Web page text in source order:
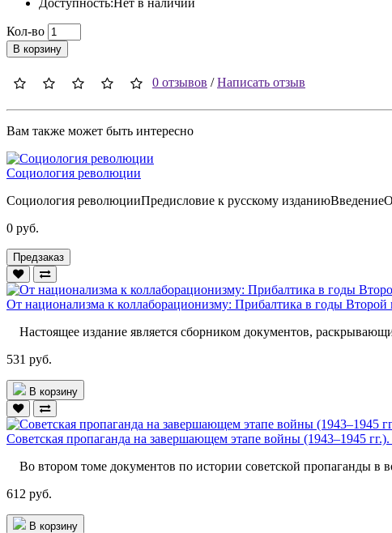
Кол-во
В корзину
0 отзывов /Написать отзыв
Вам также может быть интересно
Социология революции
Социология революцииПредисловие к русскому
0 руб.
Предзаказ
От национализма к коллаборационизму: Прибалтика в годы
Настоящее издание является сборником документов,
531 руб.
В корзину
Советская пропаганда на завершающем этапе войны (1943–1945
Во втором томе документов по истории советской пропаганды в
612 руб.
В корзину